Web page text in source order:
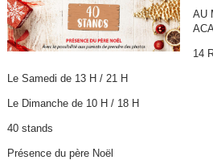
AU
14
Le Samedi de 13 H / 21 H
Le Dimanche de 10 H / 18 H
40 stands
Présence du père Noël